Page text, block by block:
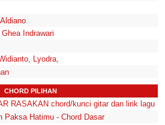
Indrawari
Lyodra,
CHORD PILIHAN
RASAKAN chord/kunci gitar dan lirik lagu
Paksa Hatimu - Chord Dasar